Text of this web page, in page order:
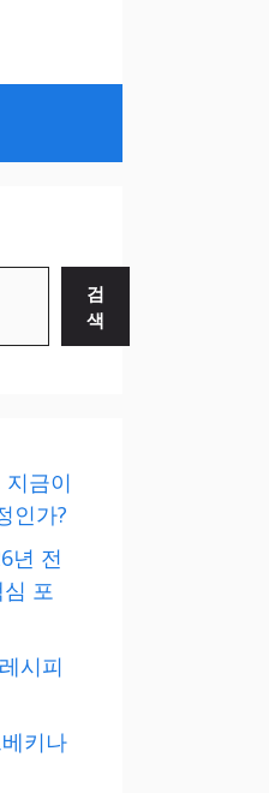
검
색
금이
인가?
년 전
포
시피
키나